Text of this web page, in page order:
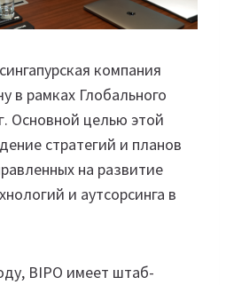
компания
в рамках Глобального
Основной целью этой
стратегий и планов
на развитие
и аутсорсинга в
BIPO имеет штаб-